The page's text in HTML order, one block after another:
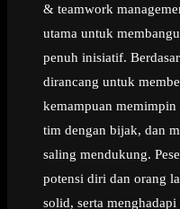
& teamwork
utama untuk
penuh inisiatif.
dirancang untuk
kemampuan
tim dengan bijak, dan
saling mendukung.
potensi diri dan orang
solid, serta